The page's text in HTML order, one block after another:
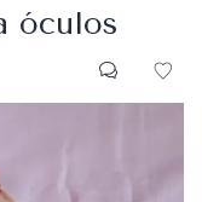
óculos